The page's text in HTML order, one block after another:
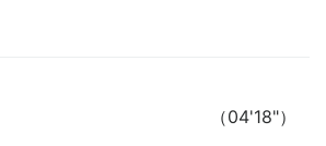
（04'18"）